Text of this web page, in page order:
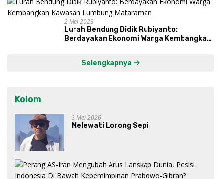
2 Mei 2023
Lurah Bendung Didik Rubiyanto:
Berdayakan Ekonomi Warga Kembangkan
Selengkapnya
Kolom
3 Mei 2026
Melewati Lorong Sepi